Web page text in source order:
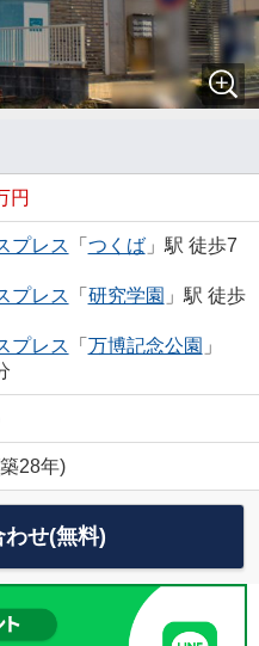
円
プレス 「 つくば」駅 徒歩7
プレス 「 研究学園 」駅 徒歩
プレス 「 万博記念公園 」
28年)
わせ(無料)